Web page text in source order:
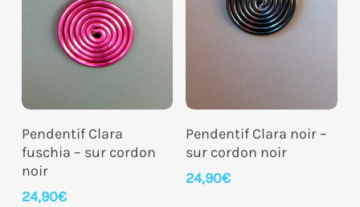
Ajouter Au Panier
Pendentif Clara
fuschia – sur cordon
noir
24,90€
Ajouter Au Panier
Pendentif Clara noir –
sur cordon noir
24,90€